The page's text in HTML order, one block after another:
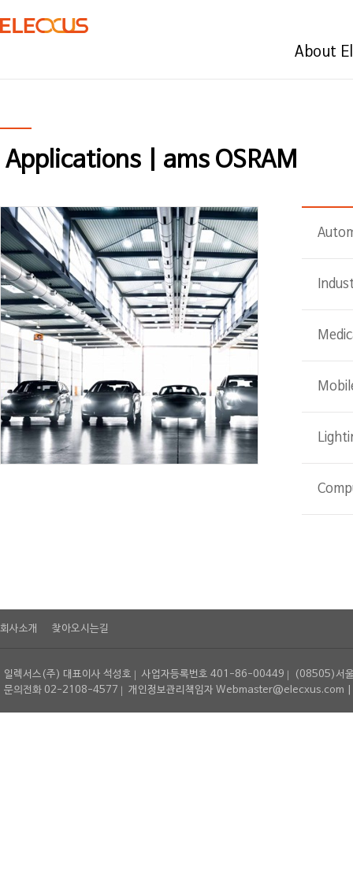
About
Applications | ams OSRAM
회사소개 찾아오시는길
일렉서스(주) 대표이사 석성호 사업자등록번호 401-86-00449
(08505)서
문의전화 02-2108-4577
개인정보관리책임자